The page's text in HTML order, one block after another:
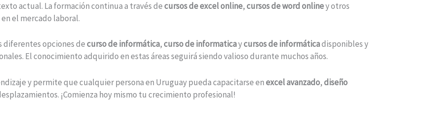
actual. La formación continua a través decursos de excel online,cursos de word onliney otros
el mercado laboral.
diferentes opciones decurso de informática,curso de informaticaycursos de informáticadisponibles y
El conocimiento adquirido en estas áreas seguirá siendo valioso durante muchos años.
y permite que cualquier persona en Uruguay pueda capacitarse enexcel avanzado,diseño
¡Comienza hoy mismo tu crecimiento profesional!